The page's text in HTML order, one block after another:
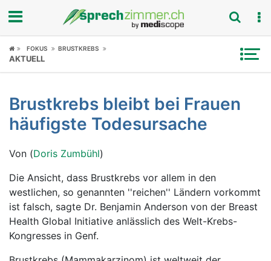
Fokus
Symptome
Untersuchungen
Ratgeber
Rubriken
FOKUS BRUSTKREBS
AKTUELL
Brustkrebs bleibt bei Frauen
häufigste Todesursache
Von (Doris Zumbühl)
Die Ansicht, dass Brustkrebs vor allem in den
westlichen, so genannten ''reichen'' Ländern vorkommt
ist falsch, sagte Dr. Benjamin Anderson von der Breast
Health Global Initiative anlässlich des Welt-Krebs-
Kongresses in Genf.